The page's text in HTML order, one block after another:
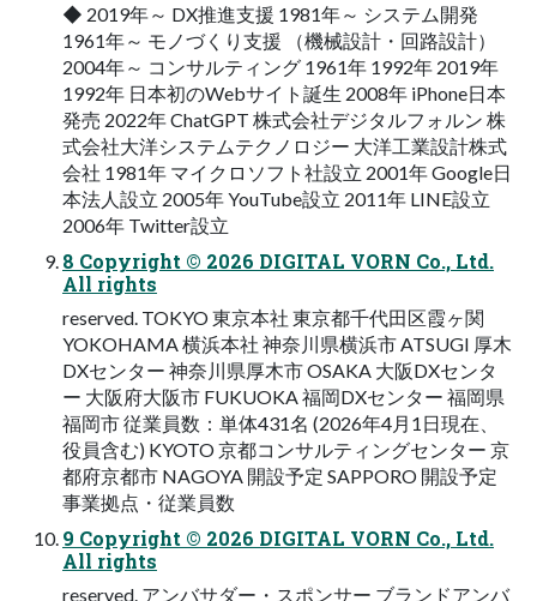
◆ 2019年～ DX推進支援 1981年～ システム開発
1961年～ モノづくり支援 （機械設計・回路設計）
2004年～ コンサルティング 1961年 1992年 2019年
1992年 日本初のWebサイト誕生 2008年 iPhone日本
発売 2022年 ChatGPT 株式会社デジタルフォルン 株
式会社大洋システムテクノロジー 大洋工業設計株式
会社 1981年 マイクロソフト社設立 2001年 Google日
本法人設立 2005年 YouTube設立 2011年 LINE設立
2006年 Twitter設立
8 Copyright © 2026 DIGITAL VORN Co., Ltd.
All rights
reserved. TOKYO 東京本社 東京都千代田区霞ヶ関
YOKOHAMA 横浜本社 神奈川県横浜市 ATSUGI 厚木
DXセンター 神奈川県厚木市 OSAKA 大阪DXセンタ
ー 大阪府大阪市 FUKUOKA 福岡DXセンター 福岡県
福岡市 従業員数：単体431名 (2026年4月1日現在、
役員含む) KYOTO 京都コンサルティングセンター 京
都府京都市 NAGOYA 開設予定 SAPPORO 開設予定
事業拠点・従業員数
9 Copyright © 2026 DIGITAL VORN Co., Ltd.
All rights
reserved. アンバサダー・スポンサー ブランドアンバ